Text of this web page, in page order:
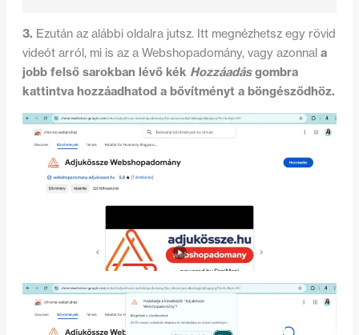
3. Ezután az alábbi oldalra jutsz. Itt megnézhetsz egy rövid
videót arról, mi is az a Webshopadomány, vagy azonnal a
jobb felső sarokban lévő kék Hozzáadásgombra
kattintva hozzáadhatod a bővítményt a böngésződhöz.